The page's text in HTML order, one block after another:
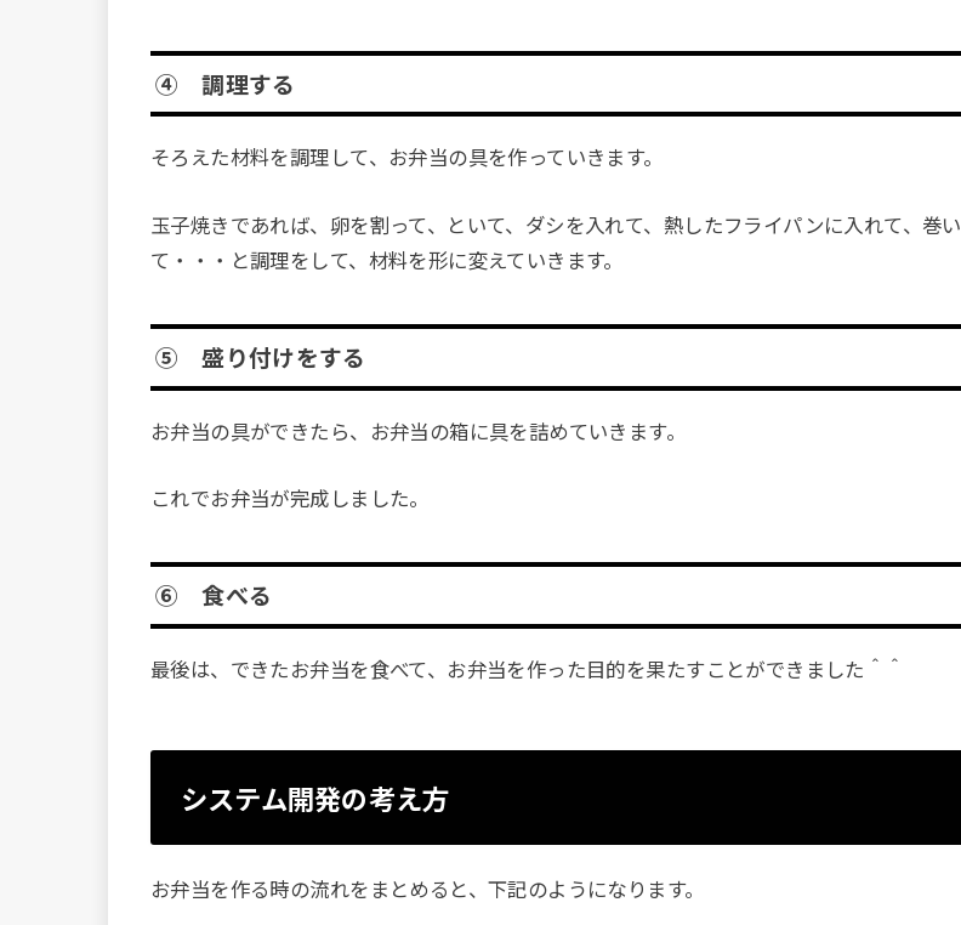
④ 調理する
そろえた材料を調理して、お弁当の具を作っていきます。
玉子焼きであれば、卵を割って、といて、ダシを入れて、熱したフライパンに入れて、巻い
て・・・と調理をして、材料を形に変えていきます。
⑤ 盛り付けをする
お弁当の具ができたら、お弁当の箱に具を詰めていきます。
これでお弁当が完成しました。
⑥ 食べる
最後は、できたお弁当を食べて、お弁当を作った目的を果たすことができました＾＾
システム開発の考え方
お弁当を作る時の流れをまとめると、下記のようになります。